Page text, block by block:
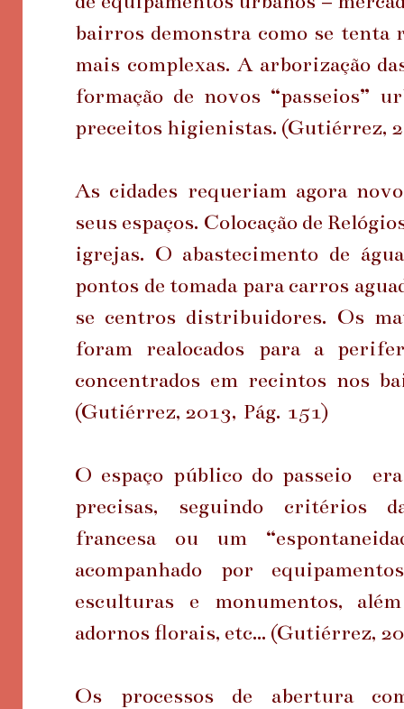
bairros demonstra como se tenta
mais complexas. A arborização
formação de novos “passeios”
preceitos higienistas. (Gutiérrez,
As cidades requeriam agora
seus espaços. Colocação de
igrejas. O abastecimento de
pontos de tomada para carros
se centros distribuidores. Os
foram realocados para a
concentrados em recintos nos
(Gutiérrez, 2013, Pág. 151)
O espaço público do passeio
precisas, seguindo critérios
francesa ou um
acompanhado por
esculturas e monumentos,
adornos florais, etc... (Gutiérrez,
Os processos de abertura